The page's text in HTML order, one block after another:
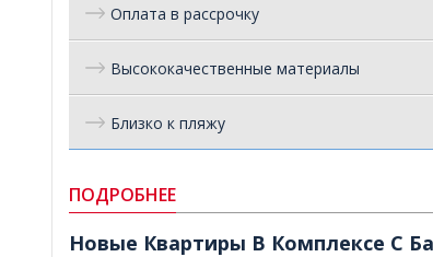
Оплата в рассрочку
Высококачественные материалы
Близко к пляжу
ПОДРОБНЕЕ
Новые Квартиры В Комплексе С